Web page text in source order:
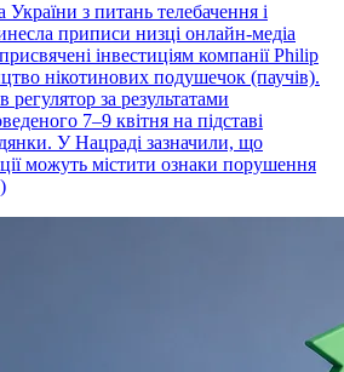
України з питань телебачення і
приписи низці онлайн-медіа
інвестиціям компанії Philip
нікотинових подушечок (паучів).
за результатами
7–9 квітня на підставі
У Нацраді зазначили, що
можуть містити ознаки порушення